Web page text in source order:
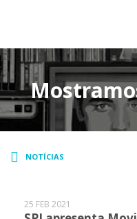
NOTÍCIAS
25 FEB 2021